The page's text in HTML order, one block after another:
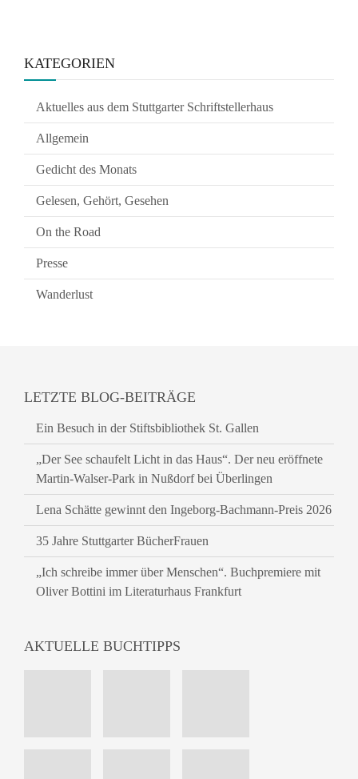
KATEGORIEN
Aktuelles aus dem Stuttgarter Schriftstellerhaus
Allgemein
Gedicht des Monats
Gelesen, Gehört, Gesehen
On the Road
Presse
Wanderlust
LETZTE BLOG-BEITRÄGE
Ein Besuch in der Stiftsbibliothek St. Gallen
„Der See schaufelt Licht in das Haus“. Der neu eröffnete
Martin-Walser-Park in Nußdorf bei Überlingen
Lena Schätte gewinnt den Ingeborg-Bachmann-Preis 2026
35 Jahre Stuttgarter BücherFrauen
„Ich schreibe immer über Menschen“. Buchpremiere mit
Oliver Bottini im Literaturhaus Frankfurt
AKTUELLE BUCHTIPPS